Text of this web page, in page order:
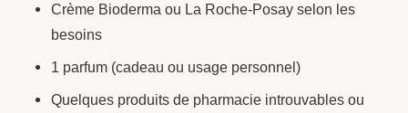
Crème Bioderma ou La Roche-Posay selon les
besoins
1 parfum (cadeau ou usage personnel)
Quelques produits de pharmacie introuvables ou